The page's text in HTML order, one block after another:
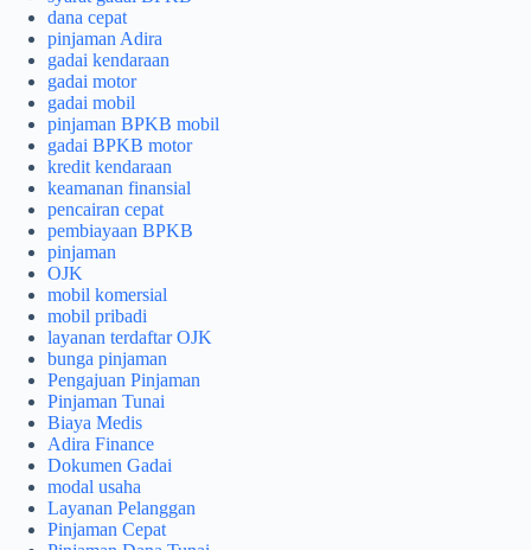
dana cepat
pinjaman Adira
gadai kendaraan
gadai motor
gadai mobil
pinjaman BPKB mobil
gadai BPKB motor
kredit kendaraan
keamanan finansial
pencairan cepat
pembiayaan BPKB
pinjaman
OJK
mobil komersial
mobil pribadi
layanan terdaftar OJK
bunga pinjaman
Pengajuan Pinjaman
Pinjaman Tunai
Biaya Medis
Adira Finance
Dokumen Gadai
modal usaha
Layanan Pelanggan
Pinjaman Cepat